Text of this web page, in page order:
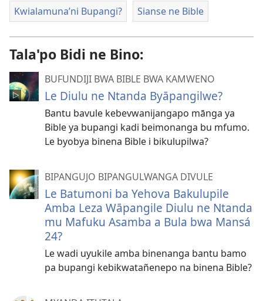
Kwialamuna’ni Bupangi? Sianse ne Bible
Tala'po Bidi ne Bino:
BUFUNDIJI BWA BIBLE BWA KAMWENO
Le Diulu ne Ntanda Byāpangilwe?
Bantu bavule kebevwanijangapo mānga ya
Bible ya bupangi kadi beimonanga bu mfumo.
Le byobya binena Bible i bikulupilwa?
BIPANGUJO BIPANGULWANGA DIVULE
Le Batumoni ba Yehova Bakulupile
Amba Leza Wāpangile Diulu ne Ntanda
mu Mafuku Asamba a Bula bwa Mansá
24?
Le wadi uyukile amba binenanga bantu bamo
pa bupangi kebikwatañenepo na binena Bible?